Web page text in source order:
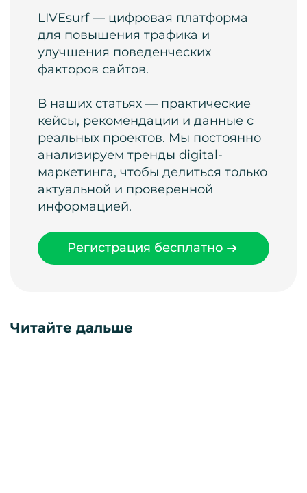
LIVEsurf — цифровая платформа
для повышения трафика и
улучшения поведенческих
факторов сайтов.
В наших статьях — практические
кейсы, рекомендации и данные с
реальных проектов. Мы постоянно
анализируем тренды digital-
маркетинга, чтобы делиться только
актуальной и проверенной
информацией.
Регистрация бесплатно
Читайте дальше